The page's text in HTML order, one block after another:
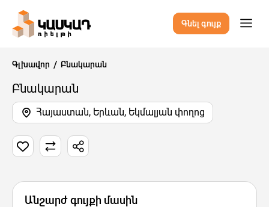
Գնել գույք
Գլխավոր Բնակարան
Բնակարան
Հայաստան, Երևան, Եկմալյան փողոց
12 Նկար Քարտեզ
Անշարժ գույքի մասին